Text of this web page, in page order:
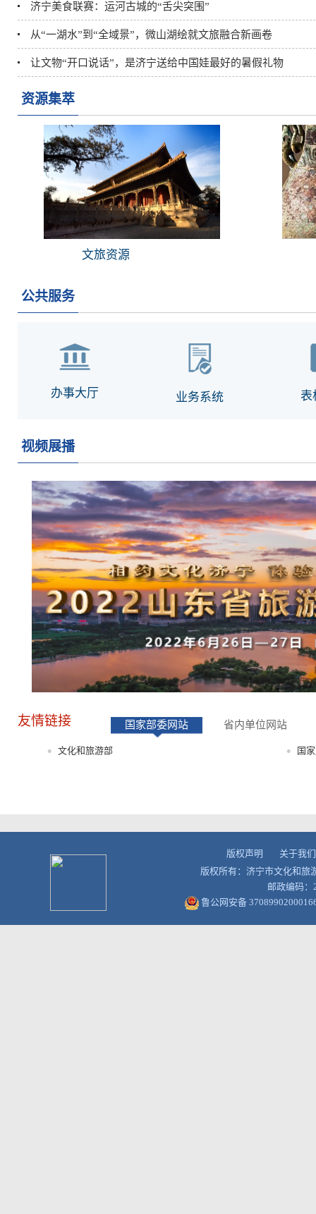
济宁美食联赛：运河古城的“舌尖突围”
从“一湖水”到“全域景”，微山湖绘就文旅融合新画卷
让文物“开口说话”，是济宁送给中国娃最好的暑假礼物
资源集萃
文旅资源
公共服务
办事大厅 业务系统 表
视频展播
友情链接 国家部委网站 省内单位网站
文化和旅游部 国
版权声明
关于我们
版权所有：济宁市文化和
邮政编码
鲁公网安备